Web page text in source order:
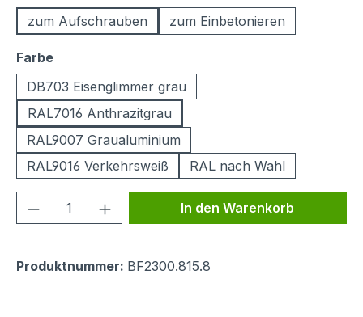
zum Aufschrauben
zum Einbetonieren
Farbeauswählen
DB703 Eisenglimmer grau
RAL7016 Anthrazitgrau
RAL9007 Graualuminium
RAL9016 Verkehrsweiß
RAL nach Wahl
Produkt Anzahl: Gib denIn den Warenkorb
Produktnummer: BF2300.815.8